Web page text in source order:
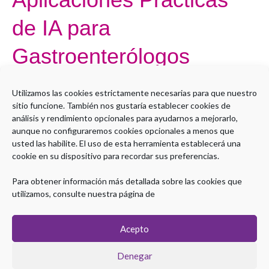
Utilizamos las cookies estrictamente necesarias para que nuestro
sitio funcione. También nos gustaría establecer cookies de
análisis y rendimiento opcionales para ayudarnos a mejorarlo,
aunque no configuraremos cookies opcionales a menos que
usted las habilite. El uso de esta herramienta establecerá una
cookie en su dispositivo para recordar sus preferencias.
Para obtener información más detallada sobre las cookies que
utilizamos, consulte nuestra página de
Acepto
Denegar
de IA para
Gastroenterólogos
Open to access this content
Prácticas
de
para
Leer más »